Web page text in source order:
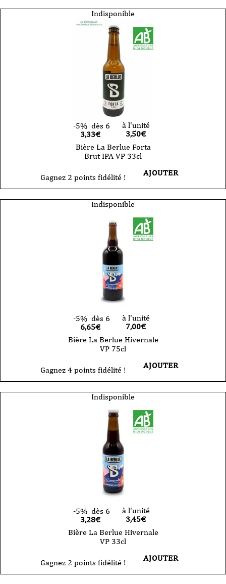
Berlue
Indisponible
-5% dès 6
3,33€
à l'unité
3,50€
Bière La Berlue Forta
Brut IPA VP 33cl
Gagnez 2 points fidélité ! AJOUTER
Indisponible
-5% dès 6
6,65€
à l'unité
7,00€
Bière La Berlue Hivernale
VP 75cl
Gagnez 4 points fidélité ! AJOUTER
Indisponible
-5% dès 6
3,28€
à l'unité
3,45€
Bière La Berlue Hivernale
VP 33cl
Gagnez 2 points fidélité ! AJOUTER